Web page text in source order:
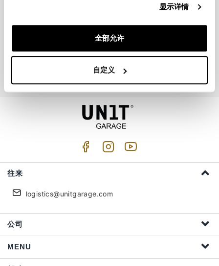
显示详情
全部允许
自定义
往来
logistics@unitgarage.com
公司
MENU